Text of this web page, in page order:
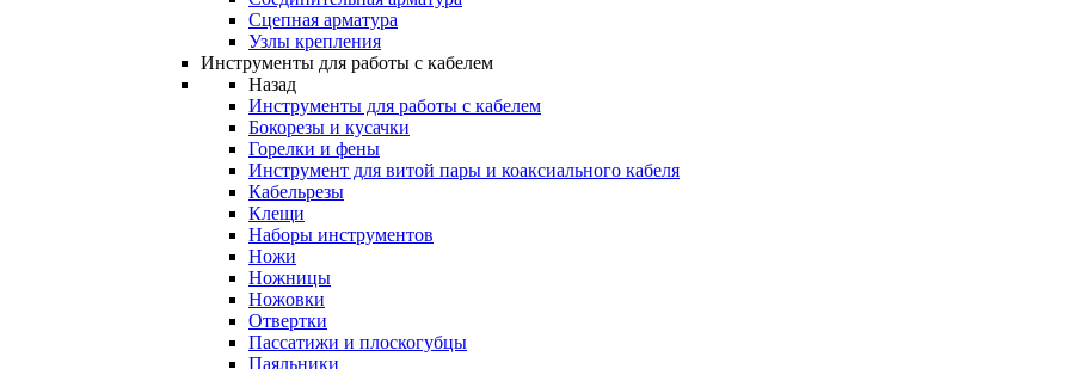
Сцепная арматура
Узлы крепления
Инструменты для работы с кабелем
Назад
Инструменты для работы с кабелем
Бокорезы и кусачки
Горелки и фены
Инструмент для витой пары и коаксиального кабеля
Кабельрезы
Клещи
Наборы инструментов
Ножи
Ножницы
Ножовки
Отвертки
Пассатижи и плоскогубцы
Паяльники